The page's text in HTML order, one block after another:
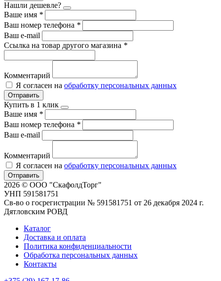
Нашли дешевле?
Ваше имя *
Ваш номер телефона *
Ваш e-mail
Ссылка на товар другого магазина *
Комментарий
Я согласен на обработку персональных данных
Отправить
Купить в 1 клик
Ваше имя *
Ваш номер телефона *
Ваш e-mail
Комментарий
Я согласен на обработку персональных данных
Отправить
2026 © ООО "СкафолдТорг"
УНП 591581751
Св-во о госрегистрации № 591581751 от 26 декабря 2024 г.
Дятловским РОВД
Каталог
Доставка и оплата
Политика конфиденциальности
Обработка персональных данных
Контакты